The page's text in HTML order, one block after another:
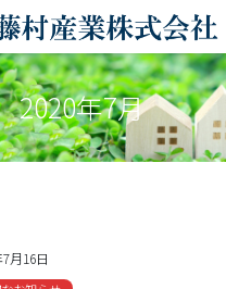
2020年7月
月16日